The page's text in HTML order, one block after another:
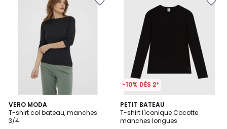
VERO MODA
T-shirt col bateau, manches
3/4
4,8
/ 5
2
Couleurs
-10% DÈS 2*
PETIT BATEAU
T-shirt l'Iconique Cocotte
manches longues
4,3
/ 5